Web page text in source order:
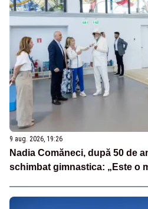
9 aug. 2026, 19:26
Nadia Comăneci, după 50 de
schimbat gimnastica: „Este o